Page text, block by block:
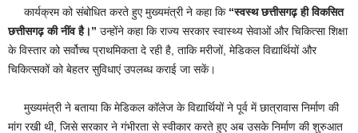
कार्यक्रम को संबोधित करते हुए मुख्यमंत्री ने कहा कि “स्वस्थ छत्तीसगढ़ ही विकसित
छत्तीसगढ़ की नींव है।” उन्होंने कहा कि राज्य सरकार स्वास्थ्य सेवाओं और चिकित्सा शिक्षा
के विस्तार को सर्वोच्च प्राथमिकता दे रही है, ताकि मरीजों, मेडिकल विद्यार्थियों और
चिकित्सकों को बेहतर सुविधाएं उपलब्ध कराई जा सकें।
मुख्यमंत्री ने बताया कि मेडिकल कॉलेज के विद्यार्थियों ने पूर्व में छात्रावास निर्माण की
मांग रखी थी, जिसे सरकार ने गंभीरता से स्वीकार करते हुए अब उसके निर्माण की शुरुआत